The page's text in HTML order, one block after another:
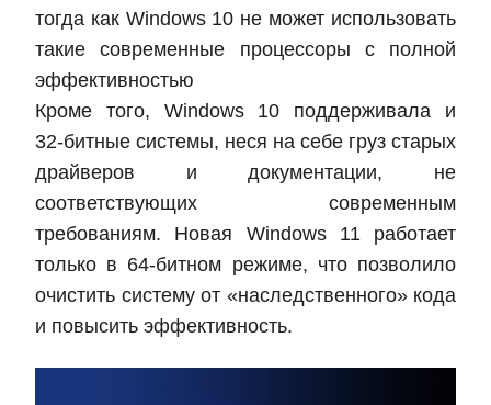
тогда как Windows 10 не может использовать
такие современные процессоры с полной
эффективностью
Кроме того, Windows 10 поддерживала и
32‑битные системы, неся на себе груз старых
драйверов и документации, не
соответствующих современным
требованиям. Новая Windows 11 работает
только в 64‑битном режиме, что позволило
очистить систему от «наследственного» кода
и повысить эффективность.